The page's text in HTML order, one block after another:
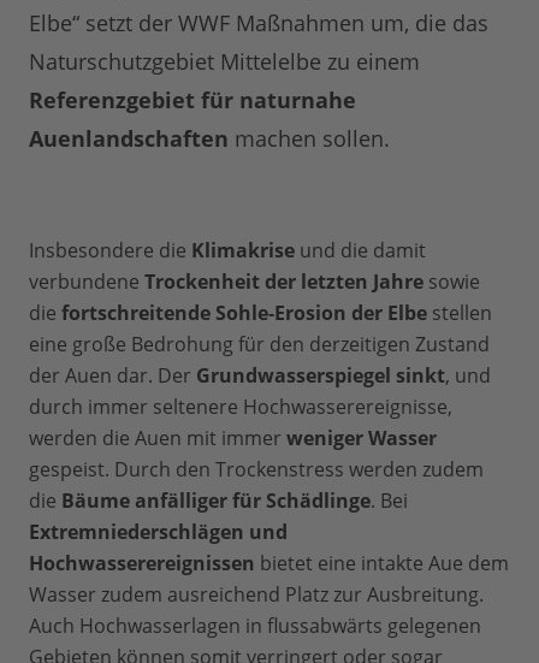
Elbe“ setzt der WWF Maßnahmen um, die das
Naturschutzgebiet Mittelelbe zu einem
Referenzgebiet für naturnahe
Auenlandschaften machen sollen.
Insbesondere die Klimakrise und die damit
verbundene Trockenheit der letzten Jahre sowie
die fortschreitende Sohle-Erosion der Elbe stellen
eine große Bedrohung für den derzeitigen Zustand
der Auen dar. Der Grundwasserspiegel sinkt, und
durch immer seltenere Hochwasserereignisse,
werden die Auen mit immer weniger Wasser
gespeist. Durch den Trockenstress werden zudem
die Bäume anfälliger für Schädlinge. Bei
Extremniederschlägen und
Hochwasserereignissen bietet eine intakte Aue dem
Wasser zudem ausreichend Platz zur Ausbreitung.
Auch Hochwasserlagen in flussabwärts gelegenen
Gebieten können somit verringert oder sogar